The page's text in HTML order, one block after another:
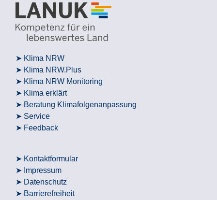
Klima NRW
Klima NRW.Plus
Klima NRW Monitoring
Klima erklärt
Beratung Klimafolgenanpassung
Service
Feedback
Kontaktformular
Impressum
Datenschutz
Barrierefreiheit